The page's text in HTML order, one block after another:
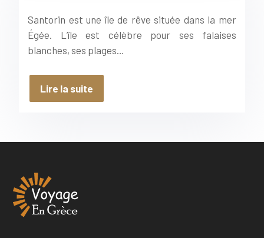
Santorin est une île de rêve située dans la mer
Égée. L’île est célèbre pour ses falaises
blanches, ses plages…
Lire la suite